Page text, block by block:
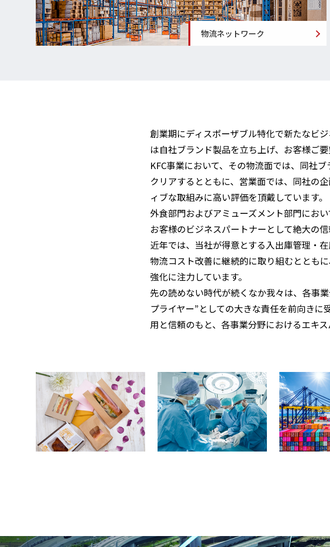
物流ネットワーク
創業期にディスポーザブル特化で新たなビ
は自社ブランド製品を立ち上げ、お客様ご
KFC事業において、その物流面では、同社
クリアするとともに、営業面では、同社の
ィブな取組みに高い評価を頂戴しています。
外食部門およびアミューズメント部門にお
お客様のビジネスパートナーとして絶大の
近年では、当社が得意とする入出庫管理・
物流コスト改善に継続的に取り組むととも
強化に注力しています。
先の読めない時代が続くなか我々は、各事
プライヤー”としての大きな責任を前向き
用と信頼のもと、各事業分野におけるエキス